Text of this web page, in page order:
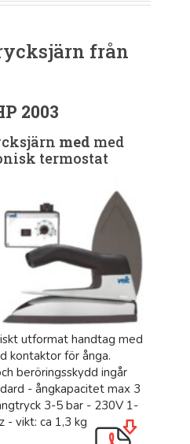
från
2003
med med
termostat
utformat handtag med
kontaktor för ånga.
beröringsskydd ingår
- ångkapacitet max 3
3-5 bar - 230V 1-
- vikt: ca 1,3 kg